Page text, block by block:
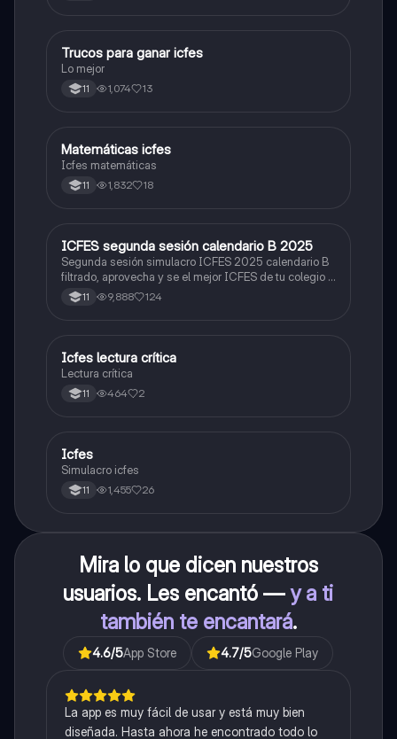
Química
Trucos para ganar icfes
Lo mejor
11 1,074 13
ICFES: Matemáticas
Matemáticas icfes
Icfes matemáticas
11 1,832 18
ICFES: Lectura Crítica
ICFES segunda sesión calendario B 2025
Segunda sesión simulacro ICFES 2025 calendario B
filtrado, aprovecha y se el mejor ICFES de tu colegio y
poder ingresar a universidad, y estudiar aquella
carrera con la que tanto sueñas.
11 9,888 124
Lengua Castellana
Icfes lectura crítica
Lectura crítica
11 464 2
ICFES: Sociales y Ciudadanas
Icfes
Simulacro icfes
11 1,455 26
Mira lo que dicen nuestros
usuarios. Les encantó —y a ti
también te encantará.
4.6/5App Store 4.7/5Google Play
La app es muy fácil de usar y está muy bien
diseñada. Hasta ahora he encontrado todo lo